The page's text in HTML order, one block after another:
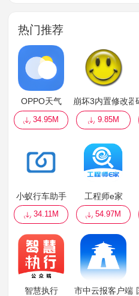
热门推荐
OPPO天气
34.95M
崩坏3内置修改器
9.85M
小蚁行车助手
34.11M
工程师e家
54.97M
智慧执行 市中云报客户端